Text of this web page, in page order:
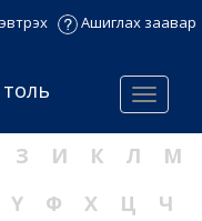
Ашиглах заавар
Menu
З И К Л
М
Ү Ф Х Ц
Ч